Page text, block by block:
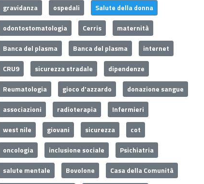
gravidanza
ospedali
Salute della donna
odontostomatologia
Cerris
maternità
Banca del plasma
Banca del plasma
internet
CRU9
sicurezza stradale
dipendenze
Reumatologia
gioco d'azzardo
donazione sangue
associazioni
radioterapia
Infermieri
west nile
giovani sicurezza
cot
oncologia
inclusione sociale
Psichiatria
salute mentale
Bovolone
Casa della Comunità